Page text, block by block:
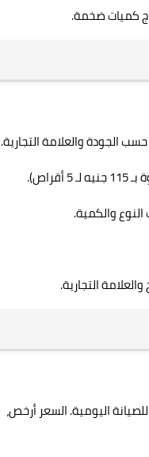
كميات ضخمة.
اليومية. السعر أرخص،